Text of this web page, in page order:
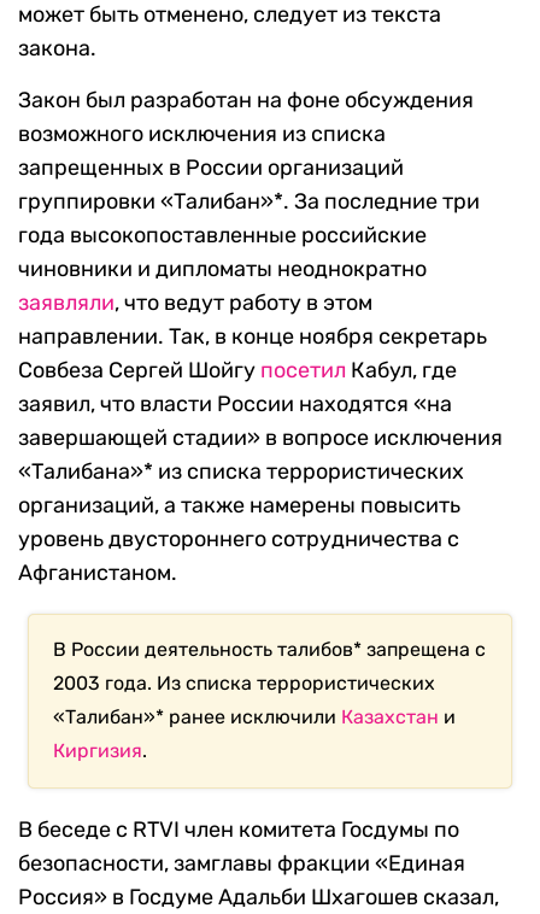
может быть отменено, следует из текста
закона.
Закон был разработан на фоне обсуждения
возможного исключения из списка
запрещенных в России организаций
группировки «Талибан»*. За последние три
года высокопоставленные российские
чиновники и дипломаты неоднократно
заявляли, что ведут работу в этом
направлении. Так, в конце ноября секретарь
Совбеза Сергей Шойгу посетил Кабул, где
заявил, что власти России находятся «на
завершающей стадии» в вопросе исключения
«Талибана»* из списка террористических
организаций, а также намерены повысить
уровень двустороннего сотрудничества с
Афганистаном.
В России деятельность талибов* запрещена с
2003 года. Из списка террористических
«Талибан»* ранее исключили Казахстан и
Киргизия.
В беседе с RTVI член комитета Госдумы по
безопасности, замглавы фракции «Единая
Россия» в Госдуме Адальби Шхагошев сказал,